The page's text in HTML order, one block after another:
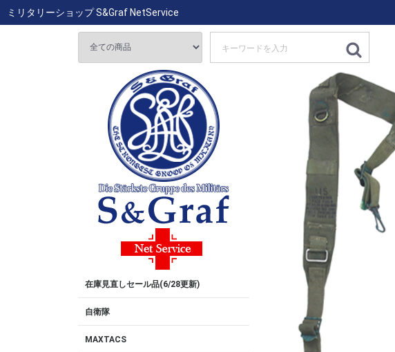
ミリタリーショップ S&Graf NetService
在庫見直しセール品(6/28更新)
自衛隊
MAXTACS